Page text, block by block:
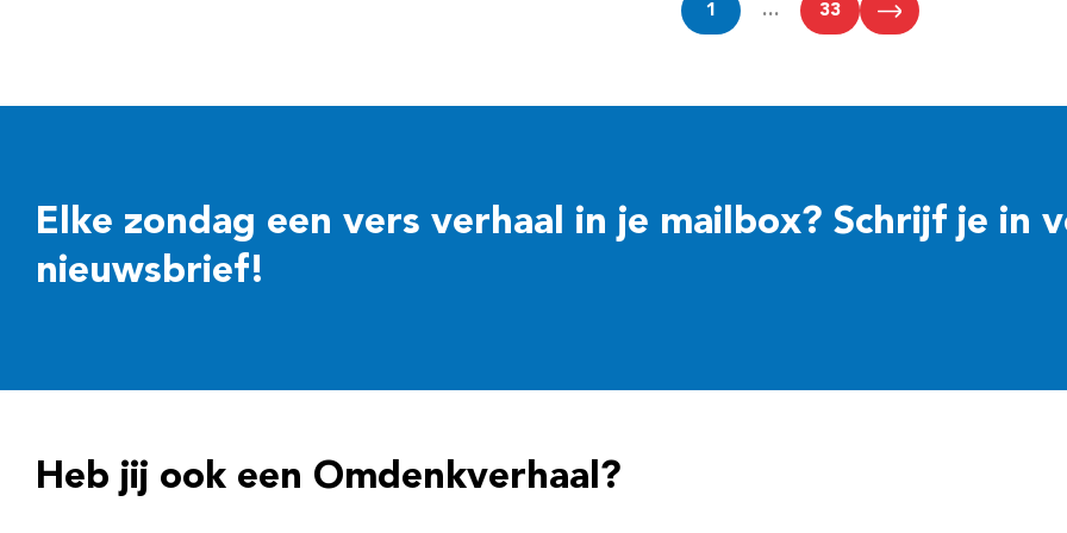
1 … 33
Elke zondag een vers verhaal in je mailbox? Schrijf je in
nieuwsbrief!
Heb jij ook een Omdenkverhaal?